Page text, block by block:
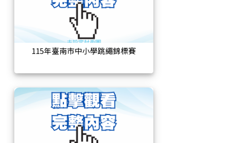
115年臺南市中小學跳繩錦標賽